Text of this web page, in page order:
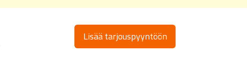
Lisää tarjouspyyntöön